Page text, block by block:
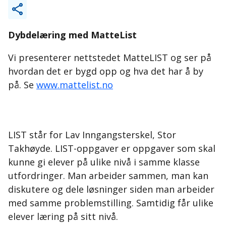
Dybdelæring med MatteList
Vi presenterer nettstedet MatteLIST og ser på
hvordan det er bygd opp og hva det har å by
på. Se www.mattelist.no
LIST står for Lav Inngangsterskel, Stor
Takhøyde. LIST-oppgaver er oppgaver som skal
kunne gi elever på ulike nivå i samme klasse
utfordringer. Man arbeider sammen, man kan
diskutere og dele løsninger siden man arbeider
med samme problemstilling. Samtidig får ulike
elever læring på sitt nivå.